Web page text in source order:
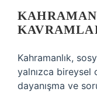
Kahramanlık,
yalnızca bireysel
dayanışma ve